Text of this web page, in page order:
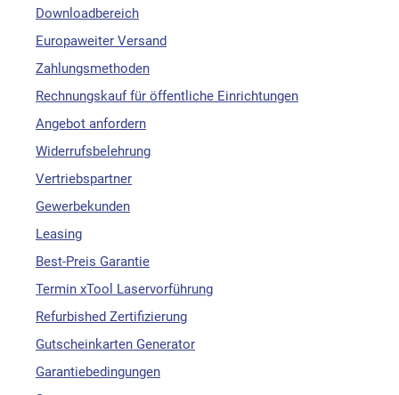
Downloadbereich
Europaweiter Versand
Zahlungsmethoden
Rechnungskauf für öffentliche Einrichtungen
Angebot anfordern
Widerrufsbelehrung
Vertriebspartner
Gewerbekunden
Leasing
Best-Preis Garantie
Termin xTool Laservorführung
Refurbished Zertifizierung
Gutscheinkarten Generator
Garantiebedingungen